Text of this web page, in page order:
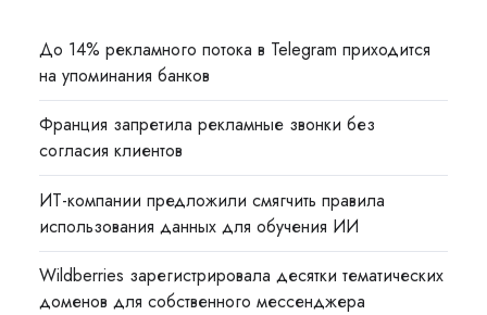
До 14% рекламного потока в Telegram приходится
на упоминания банков
Франция запретила рекламные звонки без
согласия клиентов
ИТ-компании предложили смягчить правила
использования данных для обучения ИИ
Wildberries зарегистрировала десятки тематических
доменов для собственного мессенджера